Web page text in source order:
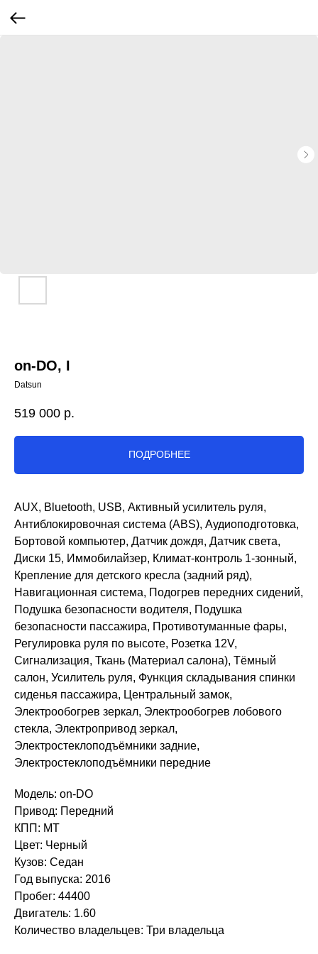
on-DO, I
Datsun
519 000 р.
ПОДРОБНЕЕ
AUX, Bluetooth, USB, Активный усилитель руля,
Антиблокировочная система (ABS), Аудиоподготовка,
Бортовой компьютер, Датчик дождя, Датчик света,
Диски 15, Иммобилайзер, Климат-контроль 1-зонный,
Крепление для детского кресла (задний ряд),
Навигационная система, Подогрев передних сидений,
Подушка безопасности водителя, Подушка
безопасности пассажира, Противотуманные фары,
Регулировка руля по высоте, Розетка 12V,
Сигнализация, Ткань (Материал салона), Тёмный
салон, Усилитель руля, Функция складывания спинки
сиденья пассажира, Центральный замок,
Электрообогрев зеркал, Электрообогрев лобового
стекла, Электропривод зеркал,
Электростеклоподъёмники задние,
Электростеклоподъёмники передние
Модель: on-DO
Привод: Передний
КПП: MT
Цвет: Черный
Кузов: Седан
Год выпуска: 2016
Пробег: 44400
Двигатель: 1.60
Количество владельцев: Три владельца